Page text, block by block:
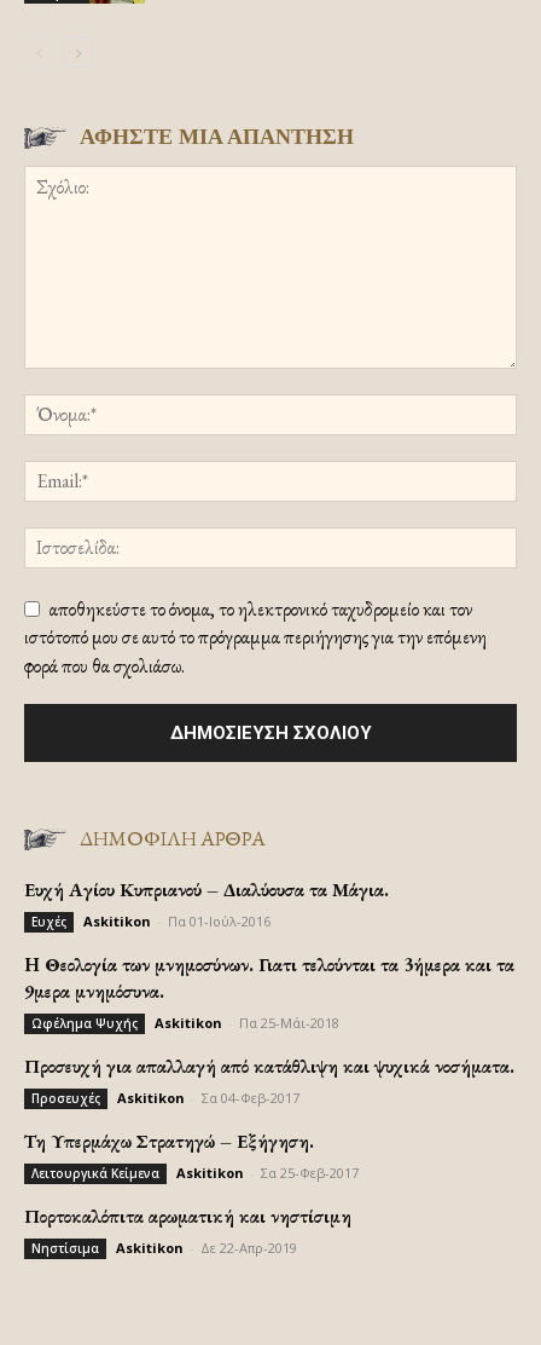
ΑΦΗΣΤΕ ΜΙΑ ΑΠΑΝΤΗΣΗ
αποθηκεύστε το όνομα, το ηλεκτρονικό ταχυδρομείο και τον
ιστότοπό μου σε αυτό το πρόγραμμα περιήγησης για την επόμενη
φορά που θα σχολιάσω.
ΔΗΜΟΦΙΛΗ ΑΡΘΡΑ
Ευχή Αγίου Κυπριανού – Διαλύουσα τα Μάγια.
Ευχές Askitikon Πα 01-Ιούλ-2016
H Θεολογία των μνημοσύνων. Γιατι τελούνται τα 3ήμερα και τα
9μερα μνημόσυνα.
Ωφέλημα Ψυχής Askitikon Πα 25-Μάι-2018
Προσευχή για απαλλαγή από κατάθλιψη και ψυχικά νοσήματα.
Προσευχές Askitikon Σα 04-Φεβ-2017
Τη Υπερμάχω Στρατηγώ – Εξήγηση.
Λειτουργικά Κείμενα Askitikon Σα 25-Φεβ-2017
Πορτοκαλόπιτα αρωματική και νηστίσιμη
Νηστίσιμα Askitikon Δε 22-Απρ-2019